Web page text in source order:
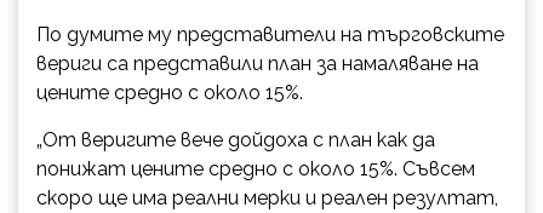
По думите му представители на търговските
вериги са представили план за намаляване на
цените средно с около 15%.
„От веригите вече дойдоха с план как да
понижат цените средно с около 15%. Съвсем
скоро ще има реални мерки и реален резултат,